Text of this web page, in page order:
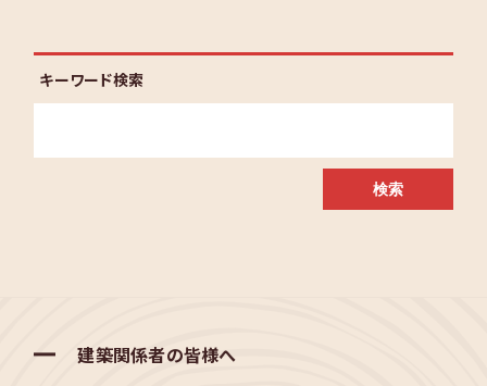
キーワード検索
建築関係者の皆様へ